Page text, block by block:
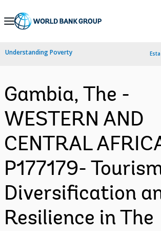
Skip
Navigation
Understanding Poverty
Gambia, The -
WESTERN AND
CENTRAL
P177179-
Diversification
Resilience in The